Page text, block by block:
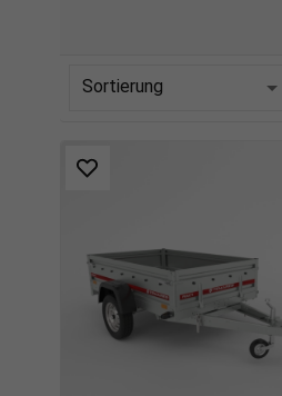
Sortierung